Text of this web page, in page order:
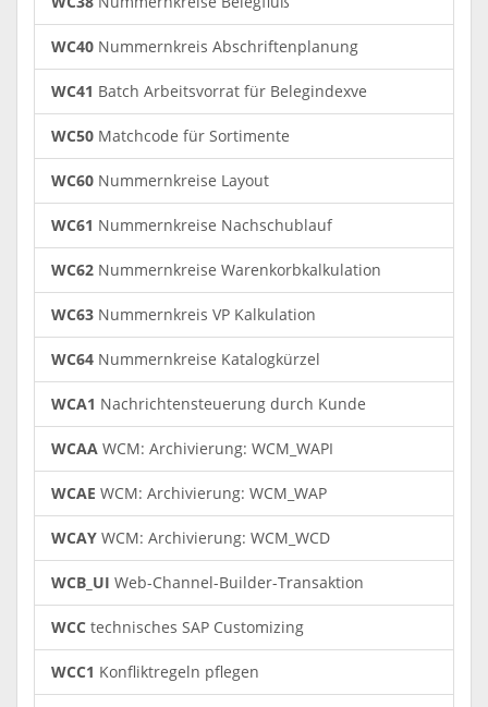
WC40 Nummernkreis Abschriftenplanung
WC41 Batch Arbeitsvorrat für Belegindexve
WC50 Matchcode für Sortimente
WC60 Nummernkreise Layout
WC61 Nummernkreise Nachschublauf
WC62 Nummernkreise Warenkorbkalkulation
WC63 Nummernkreis VP Kalkulation
WC64 Nummernkreise Katalogkürzel
WCA1 Nachrichtensteuerung durch Kunde
WCAA WCM: Archivierung: WCM_WAPI
WCAE WCM: Archivierung: WCM_WAP
WCAY WCM: Archivierung: WCM_WCD
WCB_UI Web-Channel-Builder-Transaktion
WCC technisches SAP Customizing
WCC1 Konfliktregeln pflegen